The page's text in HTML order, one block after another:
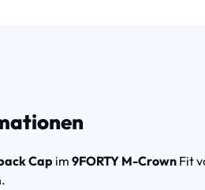
Cap im 9FORTY M-Crown Fit